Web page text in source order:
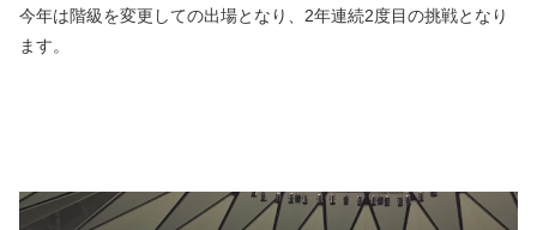
今年は階級を変更しての出場となり、2年連続2度目の挑戦となり
ます。